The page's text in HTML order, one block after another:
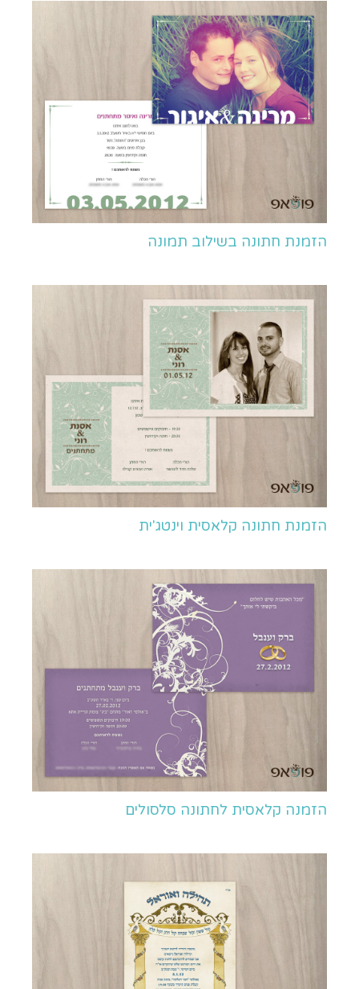
הזמנת חתונה בשילוב תמונה
הזמנת חתונה קלאסית וינטג'ית
הזמנה קלאסית לחתונה סלסולים